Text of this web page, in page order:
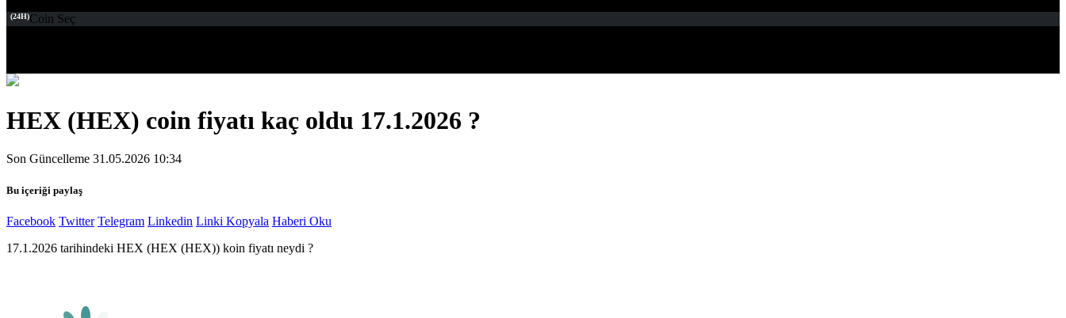
(24H)Coin Seç
HEX (HEX) coin fiyatı kaç oldu 17.1.2026 ?
Son Güncelleme 31.05.2026 10:34
Bu içeriği paylaş
Facebook Twitter Telegram Linkedin Linki Kopyala Haberi Oku
17.1.2026 tarihindeki HEX (HEX (HEX)) koin fiyatı neydi ?